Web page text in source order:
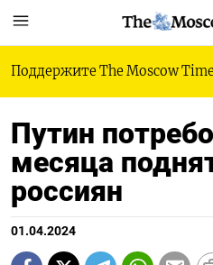
Поддержите The Moscow
Путин
месяца
россиян
01.04.2024